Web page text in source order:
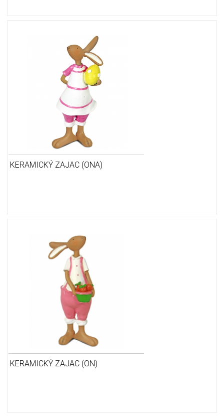
KERAMICKÝ ZAJAC (ONA)
KERAMICKÝ ZAJAC (ON)